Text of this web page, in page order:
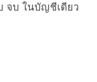
จบ ในบัญชีเดียว